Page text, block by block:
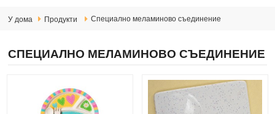
У дома Продукти Специално меламиново съединение
СПЕЦИАЛНО МЕЛАМИНОВО СЪЕДИНЕНИЕ